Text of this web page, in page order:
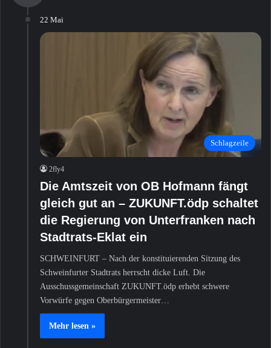
22 Mai
Schlagzeile
2fly4
Die Amtszeit von OB Hofmann fängt
gleich gut an – ZUKUNFT.ödp schaltet
die Regierung von Unterfranken nach
Stadtrats-Eklat ein
SCHWEINFURT – Nach der konstituierenden Sitzung des
Schweinfurter Stadtrats herrscht dicke Luft. Die
Ausschussgemeinschaft ZUKUNFT.ödp erhebt schwere
Vorwürfe gegen Oberbürgermeister…
Mehr lesen »